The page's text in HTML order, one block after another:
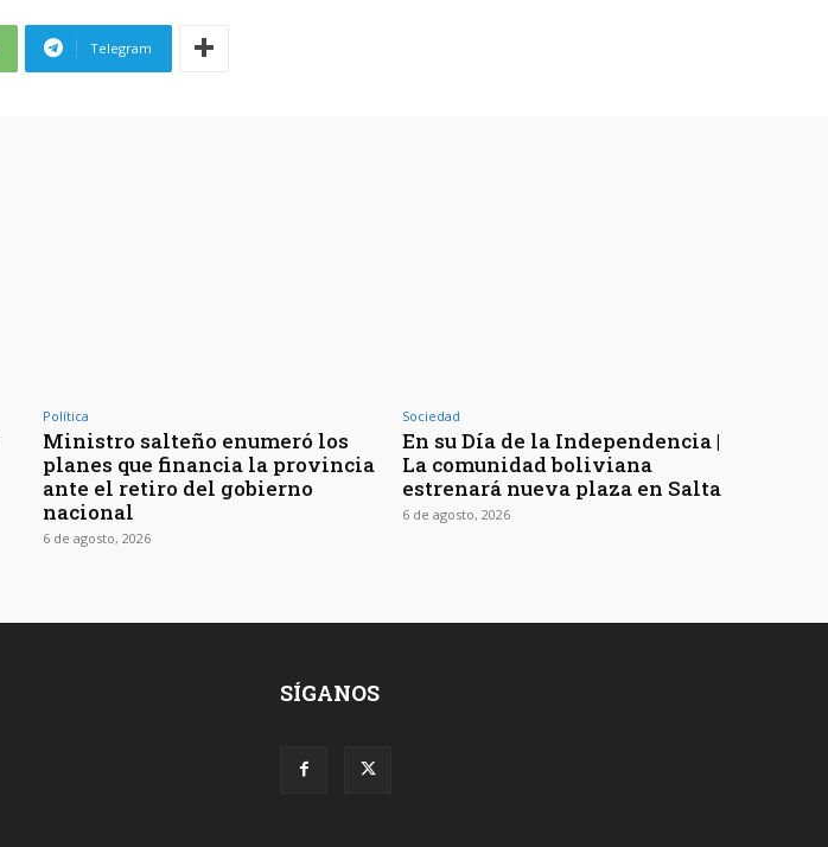
Telegram
Política
Ministro salteño enumeró los
planes que financia la provincia
ante el retiro del gobierno
nacional
6 de agosto, 2026
Sociedad
En su Día de la Independencia |
La comunidad boliviana
estrenará nueva plaza en Salta
6 de agosto, 2026
SÍGANOS